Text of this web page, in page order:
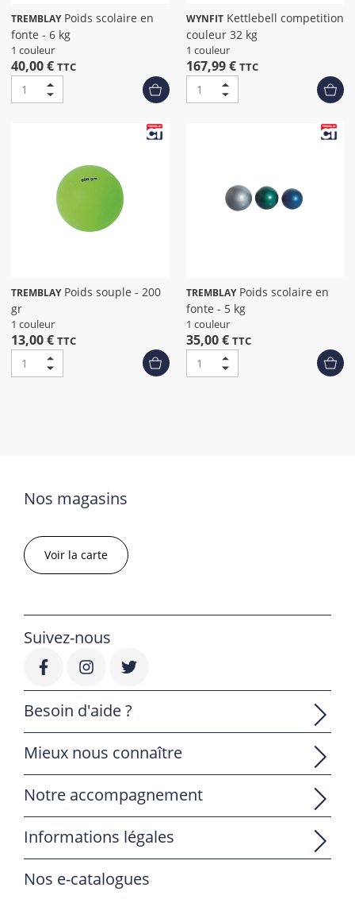
TREMBLAYPoids scolaire en
fonte - 6 kg
1 couleur
40,00 € TTC
WYNFITKettlebell competition
couleur 32 kg
1 couleur
167,99 € TTC
TREMBLAYPoids souple - 200
gr
1 couleur
13,00 € TTC
TREMBLAYPoids scolaire en
fonte - 5 kg
1 couleur
35,00 € TTC
Nos magasins
Voir la carte
Suivez-nous
Besoin d'aide ?
Mieux nous connaître
Notre accompagnement
Informations légales
Nos e-catalogues